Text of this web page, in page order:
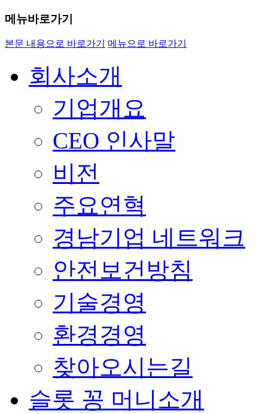
메뉴바로가기
본문 내용으로 바로가기 메뉴으로 바로가기
회사소개
기업개요
CEO 인사말
비전
주요연혁
경남기업 네트워크
안전보건방침
기술경영
환경경영
찾아오시는길
슬롯 꽁 머니소개